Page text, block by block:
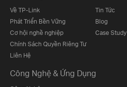
Về TP-Link
Phát Triển Bền Vững
Cơ hội nghề nghiệp
Chính Sách Quyền Riêng Tư
Liên Hệ
Tin Tức
Blog
Case Study
Công Nghệ & Ứng Dụng